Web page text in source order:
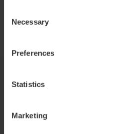
Selection
Necessary
Preferences
Statistics
Marketing